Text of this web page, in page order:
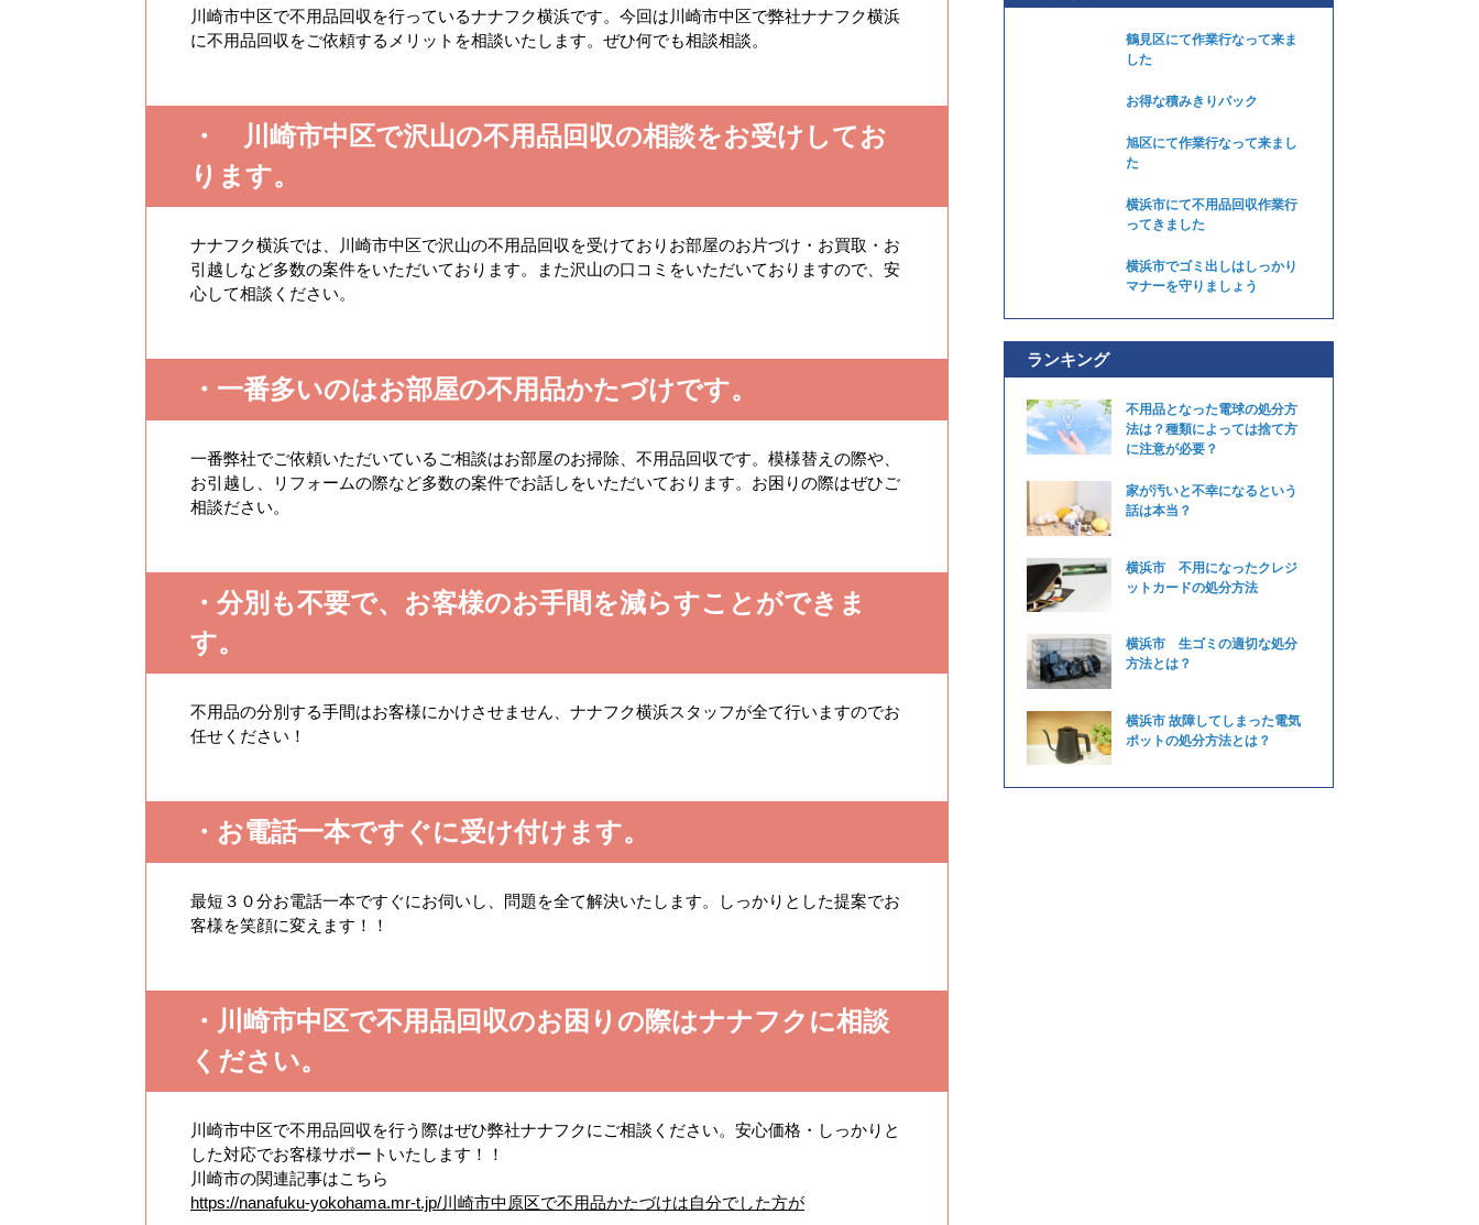
川崎市中区で不用品回収を行っているナナフク横浜です。今回は川崎市中区で弊社ナナフク横浜
に不用品回収をご依頼するメリットを相談いたします。ぜひ何でも相談相談。
・ 川崎市中区で沢山の不用品回収の相談をお受けしてお
ります。
ナナフク横浜では、川崎市中区で沢山の不用品回収を受けておりお部屋のお片づけ・お買取・お
引越しなど多数の案件をいただいております。また沢山の口コミをいただいておりますので、安
心して相談ください。
・一番多いのはお部屋の不用品かたづけです。
一番弊社でご依頼いただいているご相談はお部屋のお掃除、不用品回収です。模様替えの際や、
お引越し、リフォームの際など多数の案件でお話しをいただいております。お困りの際はぜひご
相談ださい。
・分別も不要で、お客様のお手間を減らすことができま
す。
不用品の分別する手間はお客様にかけさせません、ナナフク横浜スタッフが全て行いますのでお
任せください！
・お電話一本ですぐに受け付けます。
最短３０分お電話一本ですぐにお伺いし、問題を全て解決いたします。しっかりとした提案でお
客様を笑顔に変えます！！
・川崎市中区で不用品回収のお困りの際はナナフクに相談
ください。
川崎市中区で不用品回収を行う際はぜひ弊社ナナフクにご相談ください。安心価格・しっかりと
した対応でお客様サポートいたします！！
川崎市の関連記事はこちら
https://nanafuku-yokohama.mr-t.jp/川崎市中原区で不用品かたづけは自分でした方が
鶴見区にて作業行なって来ま
した
お得な積みきりパック
旭区にて作業行なって来まし
た
横浜市にて不用品回収作業行
ってきました
横浜市でゴミ出しはしっかり
マナーを守りましょう
ランキング
不用品となった電球の処分方
法は？種類によっては捨て方
に注意が必要？
家が汚いと不幸になるという
話は本当？
横浜市 不用になったクレジ
ットカードの処分方法
横浜市 生ゴミの適切な処分
方法とは？
横浜市 故障してしまった電気
ポットの処分方法とは？